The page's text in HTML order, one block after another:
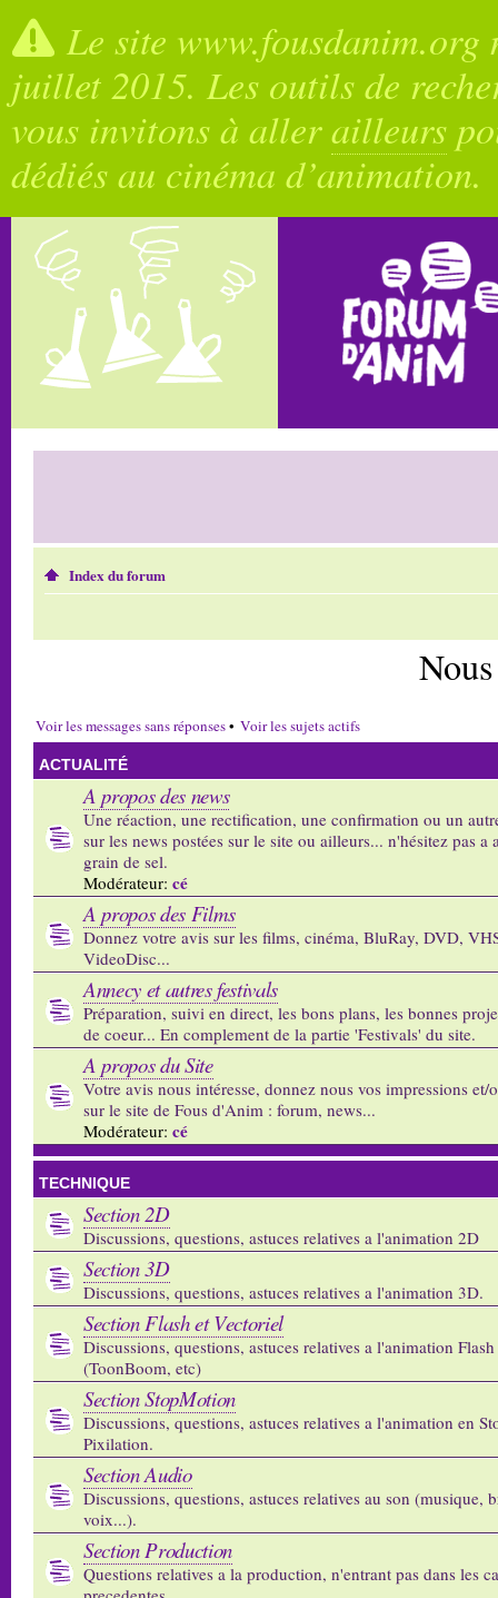
Le site
juillet 2015. Les outils de
vous invitons à allerailleurs
dédiés au cinéma d’animation.
Index du forum
Voir les messages sans réponses• Voir les sujets actifs
ACTUALITÉ
A propos des news
Une réaction, une rectification, une confirmation ou un
sur les news postées sur le site ou ailleurs... n'hésitez pas a
grain de sel.
Modérateur: cé
A propos des Films
Donnez votre avis sur les films, cinéma, BluRay, DVD,
VideoDisc...
Annecy et autres festivals
Préparation, suivi en direct, les bons plans, les bonnes
de coeur... En complement de la partie 'Festivals' du site.
A propos du Site
Votre avis nous intéresse, donnez nous vos impressions et/
sur le site de Fous d'Anim : forum, news...
Modérateur: cé
TECHNIQUE
Section 2D
Discussions, questions, astuces relatives a l'animation 2D
Section 3D
Discussions, questions, astuces relatives a l'animation 3D.
Section Flash et Vectoriel
Discussions, questions, astuces relatives a l'animation
(ToonBoom, etc)
Section StopMotion
Discussions, questions, astuces relatives a l'animation en
Pixilation.
Section Audio
Discussions, questions, astuces relatives au son (musique,
voix...).
Section Production
Questions relatives a la production, n'entrant pas dans les